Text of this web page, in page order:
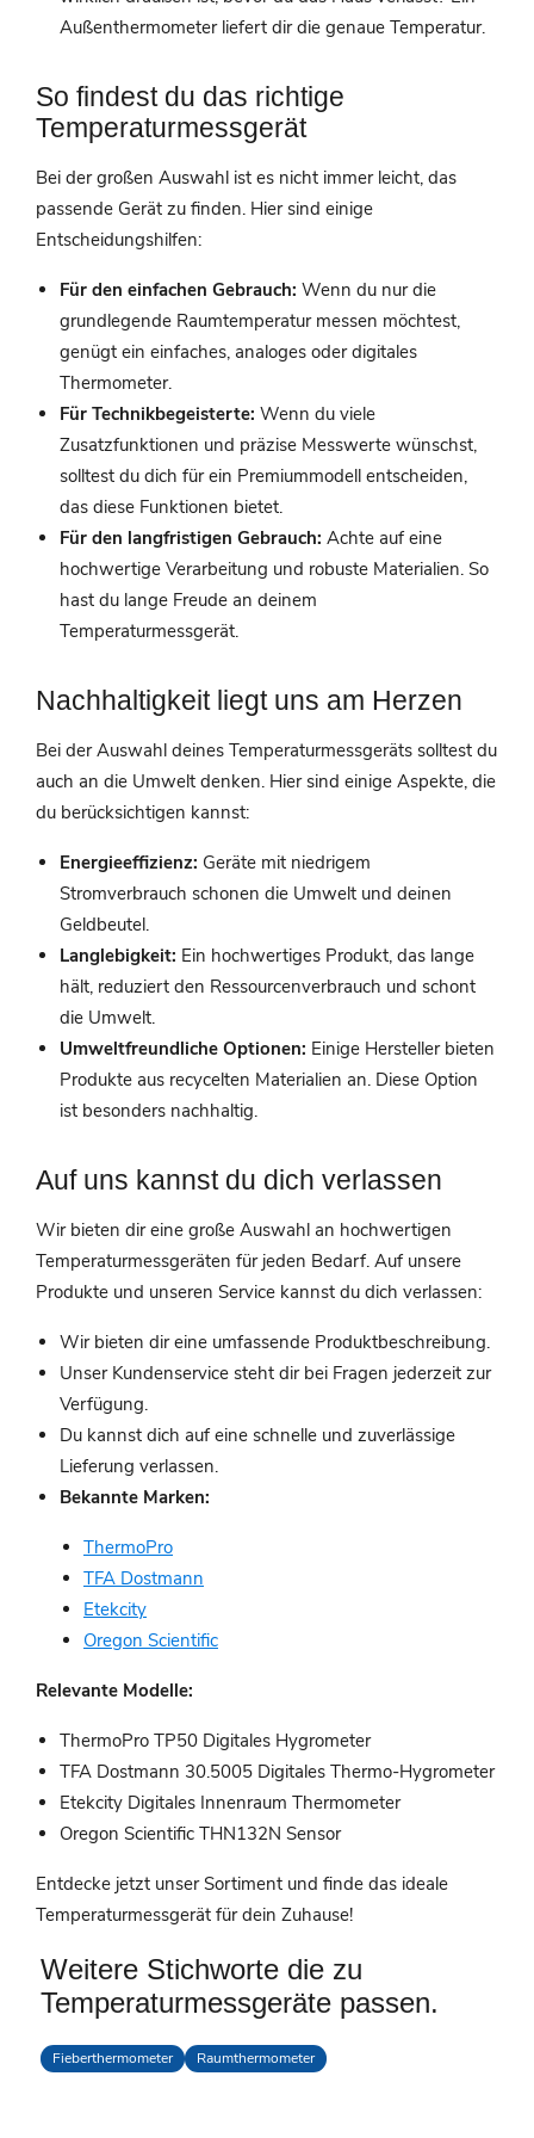
Außenthermometer liefert dir die genaue Temperatur.
So findest du das richtige
Temperaturmessgerät
Bei der großen Auswahl ist es nicht immer leicht, das
passende Gerät zu finden. Hier sind einige
Entscheidungshilfen:
Für den einfachen Gebrauch: Wenn du nur die
grundlegende Raumtemperatur messen möchtest,
genügt ein einfaches, analoges oder digitales
Thermometer.
Für Technikbegeisterte: Wenn du viele
Zusatzfunktionen und präzise Messwerte wünschst,
solltest du dich für ein Premiummodell entscheiden,
das diese Funktionen bietet.
Für den langfristigen Gebrauch: Achte auf eine
hochwertige Verarbeitung und robuste Materialien. So
hast du lange Freude an deinem
Temperaturmessgerät.
Nachhaltigkeit liegt uns am Herzen
Bei der Auswahl deines Temperaturmessgeräts solltest du
auch an die Umwelt denken. Hier sind einige Aspekte, die
du berücksichtigen kannst:
Energieeffizienz: Geräte mit niedrigem
Stromverbrauch schonen die Umwelt und deinen
Geldbeutel.
Langlebigkeit: Ein hochwertiges Produkt, das lange
hält, reduziert den Ressourcenverbrauch und schont
die Umwelt.
Umweltfreundliche Optionen: Einige Hersteller bieten
Produkte aus recycelten Materialien an. Diese Option
ist besonders nachhaltig.
Auf uns kannst du dich verlassen
Wir bieten dir eine große Auswahl an hochwertigen
Temperaturmessgeräten für jeden Bedarf. Auf unsere
Produkte und unseren Service kannst du dich verlassen:
Wir bieten dir eine umfassende Produktbeschreibung.
Unser Kundenservice steht dir bei Fragen jederzeit zur
Verfügung.
Du kannst dich auf eine schnelle und zuverlässige
Lieferung verlassen.
Bekannte Marken:
ThermoPro
TFA Dostmann
Etekcity
Oregon Scientific
Relevante Modelle:
ThermoPro TP50 Digitales Hygrometer
TFA Dostmann 30.5005 Digitales Thermo-Hygrometer
Etekcity Digitales Innenraum Thermometer
Oregon Scientific THN132N Sensor
Entdecke jetzt unser Sortiment und finde das ideale
Temperaturmessgerät für dein Zuhause!
Weitere Stichworte die zu
Temperaturmessgeräte passen.
Fieberthermometer Raumthermometer